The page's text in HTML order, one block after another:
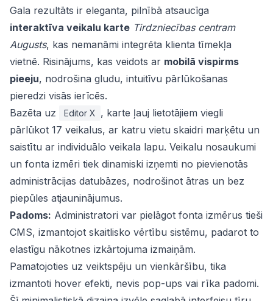
Gala rezultāts ir eleganta, pilnībā atsaucīga
interaktīva veikalu karte Tirdzniecības centram
Augusts, kas nemanāmi integrēta klienta tīmekļa
vietnē. Risinājums, kas veidots ar mobilā vispirms
pieeju, nodrošina gludu, intuitīvu pārlūkošanas
pieredzi visās ierīcēs.
Bazēta uz
Editor X , karte ļauj lietotājiem viegli
pārlūkot 17 veikalus, ar katru vietu skaidri marķētu un
saistītu ar individuālo veikala lapu. Veikalu nosaukumi
un fonta izmēri tiek dinamiski izņemti no pievienotās
administrācijas datubāzes, nodrošinot ātras un bez
piepūles atjauninājumus.
Padoms: Administratori var pielāgot fonta izmērus tieši
CMS, izmantojot skaitlisko vērtību sistēmu, padarot to
elastīgu nākotnes izkārtojuma izmaiņām.
Pamatojoties uz veiktspēju un vienkāršību, tika
izmantoti hover efekti, nevis pop-ups vai rīka padomi.